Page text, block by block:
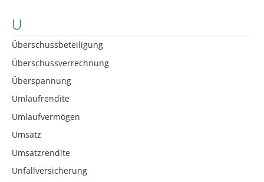
U
Überschussbeteiligung
Überschussverrechnung
Überspannung
Umlaufrendite
Umlaufvermögen
Umsatz
Umsatzrendite
Unfallversicherung